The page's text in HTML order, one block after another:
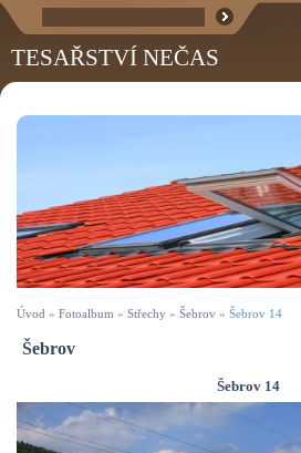
TESAŘSTVÍ NEČAS
Úvod » Fotoalbum » Střechy » Šebrov » Šebrov 14
Šebrov
Šebrov 14